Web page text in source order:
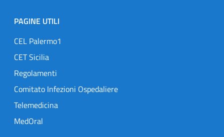
PAGINE UTILI
CEL Palermo1
CET Sicilia
Regolamenti
Comitato Infezioni Ospedaliere
Telemedicina
MedOral